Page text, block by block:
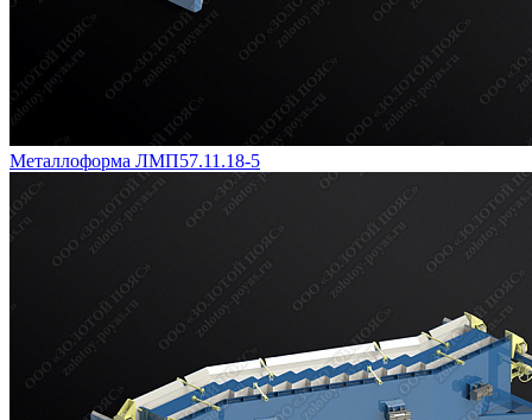
Металлоформа ЛМП57.11.18-5